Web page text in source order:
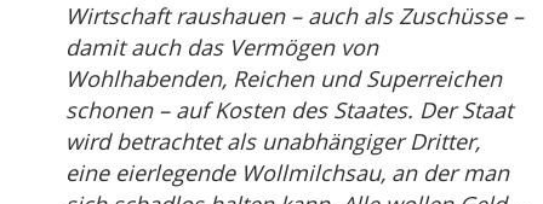
Wirtschaft raushauen – auch als Zuschüsse –
damit auch das Vermögen von
Wohlhabenden, Reichen und Superreichen
schonen – auf Kosten des Staates. Der Staat
wird betrachtet als unabhängiger Dritter,
eine eierlegende Wollmilchsau, an der man